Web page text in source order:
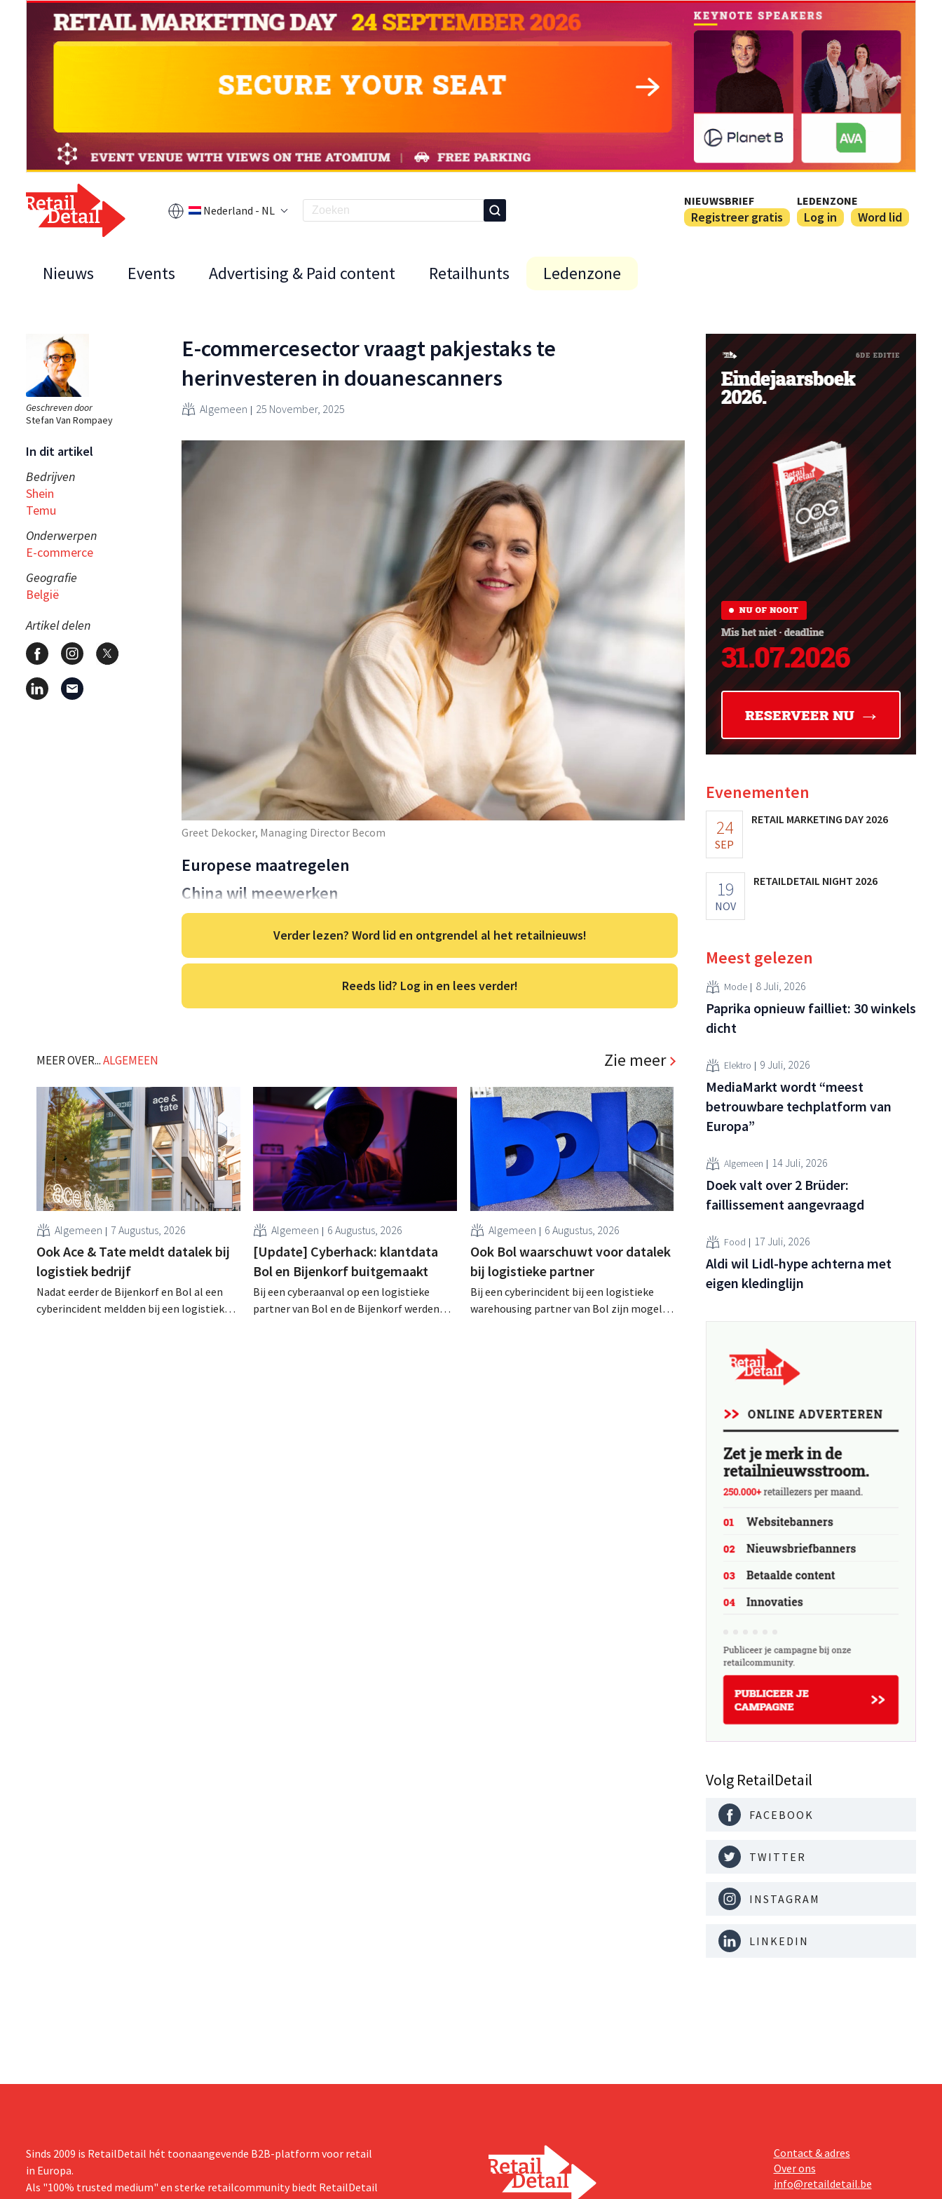
Nederland - NL
NIEUWSBRIEF
Registreer gratis
LEDENZONE
Log in Word lid
Nieuws Events Advertising & Paid content Retailhunts Ledenzone
Geschreven door
Stefan Van Rompaey
In dit artikel
Bedrijven
Shein
Temu
Onderwerpen
E-commerce
Geografie
België
Artikel delen
E-commercesector vraagt pakjestaks te
herinvesteren in douanescanners
Algemeen 25 November, 2025
Greet Dekocker, Managing Director Becom
Europese maatregelen
China wil meewerken
Verder lezen? Word lid en ontgrendel al het retailnieuws!
Reeds lid? Log in en lees verder!
MEER OVER...ALGEMEEN Zie meer
Algemeen 7 Augustus, 2026
Ook Ace & Tate meldt datalek bij
logistiek bedrijf
Nadat eerder de Bijenkorf en Bol al een
cyberincident meldden bij een logistieke
Algemeen 6 Augustus, 2026
[Update] Cyberhack: klantdata
Bol en Bijenkorf buitgemaakt
Bij een cyberaanval op een logistieke
partner van Bol en de Bijenkorf werden
Algemeen 6 Augustus, 2026
Ook Bol waarschuwt voor datalek
bij logistieke partner
Bij een cyberincident bij een logistieke
warehousing partner van Bol zijn mogelijk
Evenementen
24
SEP
RETAIL MARKETING DAY 2026
19
NOV
RETAILDETAIL NIGHT 2026
Meest gelezen
Mode 8 Juli, 2026
Paprika opnieuw failliet: 30 winkels
dicht
Elektro 9 Juli, 2026
MediaMarkt wordt “meest
betrouwbare techplatform van
Europa”
Algemeen 14 Juli, 2026
Doek valt over 2 Brüder:
faillissement aangevraagd
Food 17 Juli, 2026
Aldi wil Lidl-hype achterna met
eigen kledinglijn
Volg RetailDetail
FACEBOOK
TWITTER
INSTAGRAM
LINKEDIN
Sinds 2009 is RetailDetail hét toonaangevende B2B-platform voor retail
in Europa.
Als "100% trusted medium" en sterke retailcommunity biedt RetailDetail
Contact & adres
Over ons
info@retaildetail.be